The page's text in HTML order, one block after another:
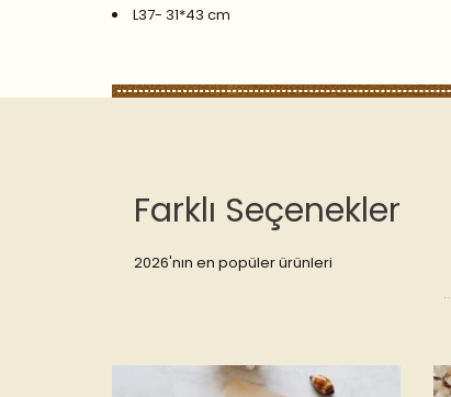
L37- 31*43 cm
Farklı Seçenekler
2026'nın en popüler ürünleri